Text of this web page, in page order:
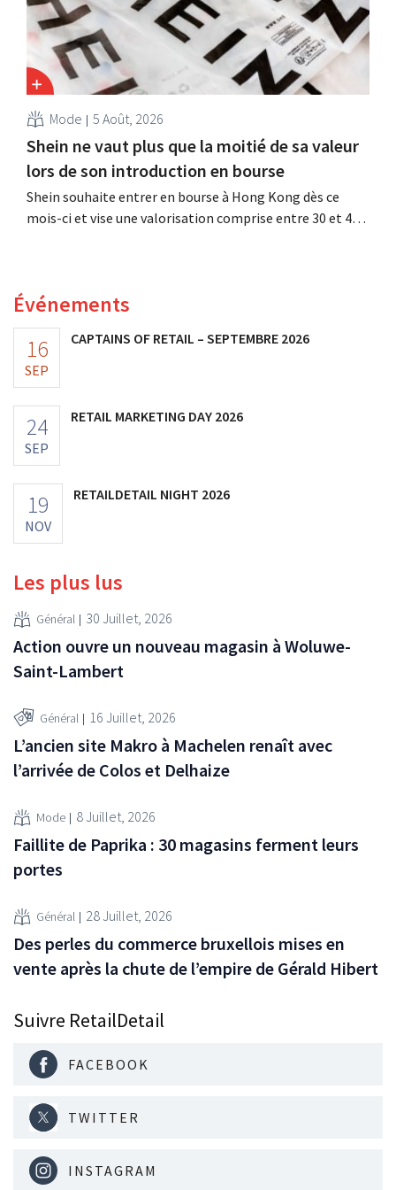
Mode 5 Août, 2026
Shein ne vaut plus que la moitié de sa valeur
lors de son introduction en bourse
Shein souhaite entrer en bourse à Hong Kong dès ce
mois-ci et vise une valorisation comprise entre 30 et 40
sa rentabilité.
Événements
16
SEP
CAPTAINS OF RETAIL – SEPTEMBRE 2026
24
SEP
RETAIL MARKETING DAY 2026
19
NOV
RETAILDETAIL NIGHT 2026
Les plus lus
Général 30 Juillet, 2026
Action ouvre un nouveau magasin à Woluwe-
Saint-Lambert
Général 16 Juillet, 2026
L’ancien site Makro à Machelen renaît avec
l’arrivée de Colos et Delhaize
Mode 8 Juillet, 2026
Faillite de Paprika : 30 magasins ferment leurs
portes
Général 28 Juillet, 2026
Des perles du commerce bruxellois mises en
vente après la chute de l’empire de Gérald Hibert
Suivre RetailDetail
FACEBOOK
TWITTER
INSTAGRAM